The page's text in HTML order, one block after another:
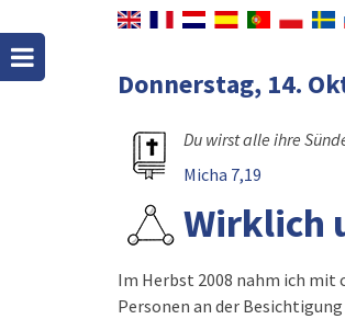
Donnerstag, 14.
Du wirst alle ihre
Micha 7,19
Wirklich
Im Herbst 2008 nahm ich mit
Personen an der Besichtigung